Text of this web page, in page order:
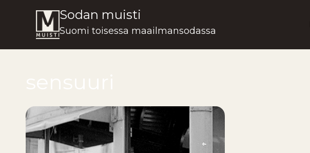
Sodan muisti
Suomi toisessa maailmansodassa